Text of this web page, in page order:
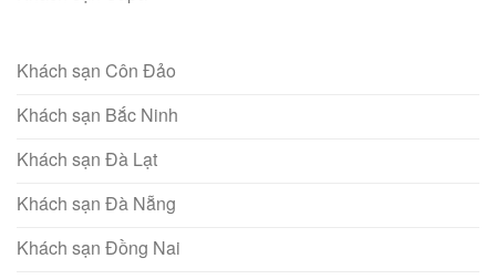
Khách sạn Côn Đảo
Khách sạn Bắc Ninh
Khách sạn Đà Lạt
Khách sạn Đà Nẵng
Khách sạn Đồng Nai